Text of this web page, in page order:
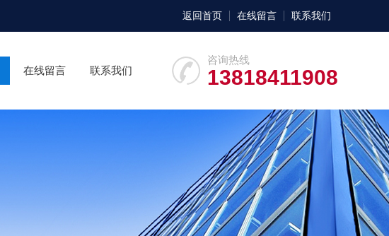
返回首页 在线留言 联系我们
咨询热线
13818411908
在线留言 联系我们